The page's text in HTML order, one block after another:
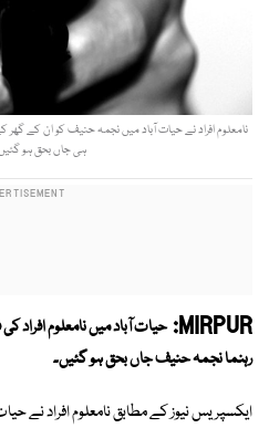
نامعلوم افراد نے حیات آباد میں نجمہ حنیف کو ان کے گھر
ہی جاں بحق ہو
MIRPUR: حیات آباد میں نامعلوم افراد
رہنما نجمہ حنیف جاں بحق ہو گئیں۔
ایکسپریس نیوز کے مطابق نامعلوم افراد نے